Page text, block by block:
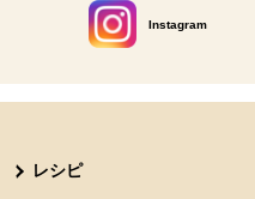
Instagram
別のウィンドウで開
レシピ